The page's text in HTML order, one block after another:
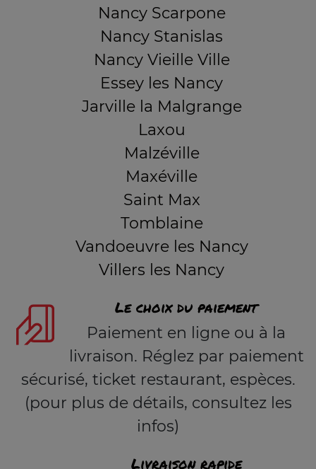
Nancy Scarpone
Nancy Stanislas
Nancy Vieille Ville
Essey les Nancy
Jarville la Malgrange
Laxou
Malzéville
Maxéville
Saint Max
Tomblaine
Vandoeuvre les Nancy
Villers les Nancy
Le choix du paiement
Paiement en ligne ou à la
livraison. Réglez par paiement
sécurisé, ticket restaurant, espèces.
(pour plus de détails, consultez les
infos)
Livraison rapide